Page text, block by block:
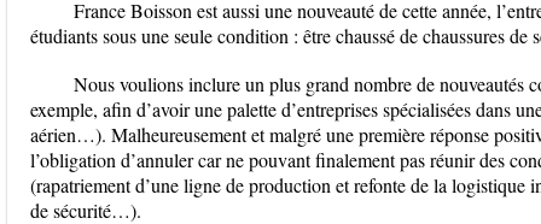
France Boisson est aussi une nouveauté de cette année,
étudiants sous une seule condition : être chaussé de chaussures de
Nous voulions inclure un plus grand nombre de
exemple, afin d’avoir une palette d’entreprises spécialisées dans
aérien…). Malheureusement et malgré une première réponse
l’obligation d’annuler car ne pouvant finalement pas réunir des
(rapatriement d’une ligne de production et refonte de la logistique
de sécurité…).